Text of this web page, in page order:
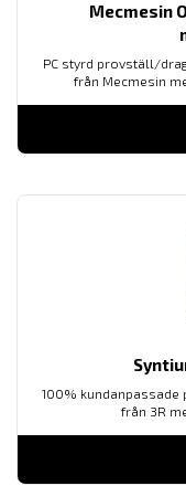
Mecmesin
PC styrd provställ/
från Mecmesin
100%
från 3R